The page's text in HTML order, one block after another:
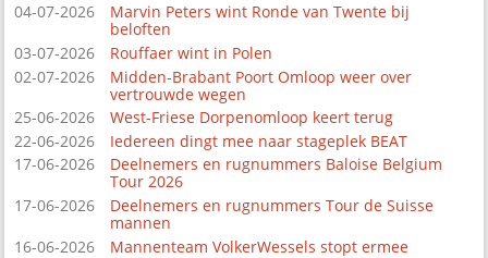
04-07-2026
Marvin Peters wint Ronde van Twente bij
beloften
03-07-2026
Rouffaer wint in Polen
02-07-2026
Midden-Brabant Poort Omloop weer over
vertrouwde wegen
25-06-2026
West-Friese Dorpenomloop keert terug
22-06-2026
Iedereen dingt mee naar stageplek BEAT
17-06-2026
Deelnemers en rugnummers Baloise Belgium
Tour 2026
17-06-2026
Deelnemers en rugnummers Tour de Suisse
mannen
16-06-2026
Mannenteam VolkerWessels stopt ermee